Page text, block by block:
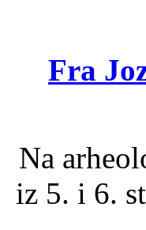
Fra
Na
iz 5. i 6.